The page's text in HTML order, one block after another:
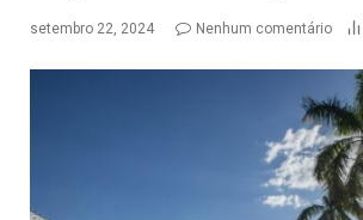
setembro 22, 2024 Nenhum comentário